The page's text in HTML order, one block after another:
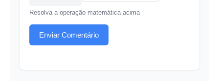
Resolva a operação matemática acima
Enviar Comentário